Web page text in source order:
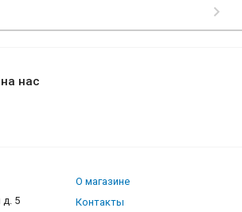
нас
д. 5
О магазине
Контакты